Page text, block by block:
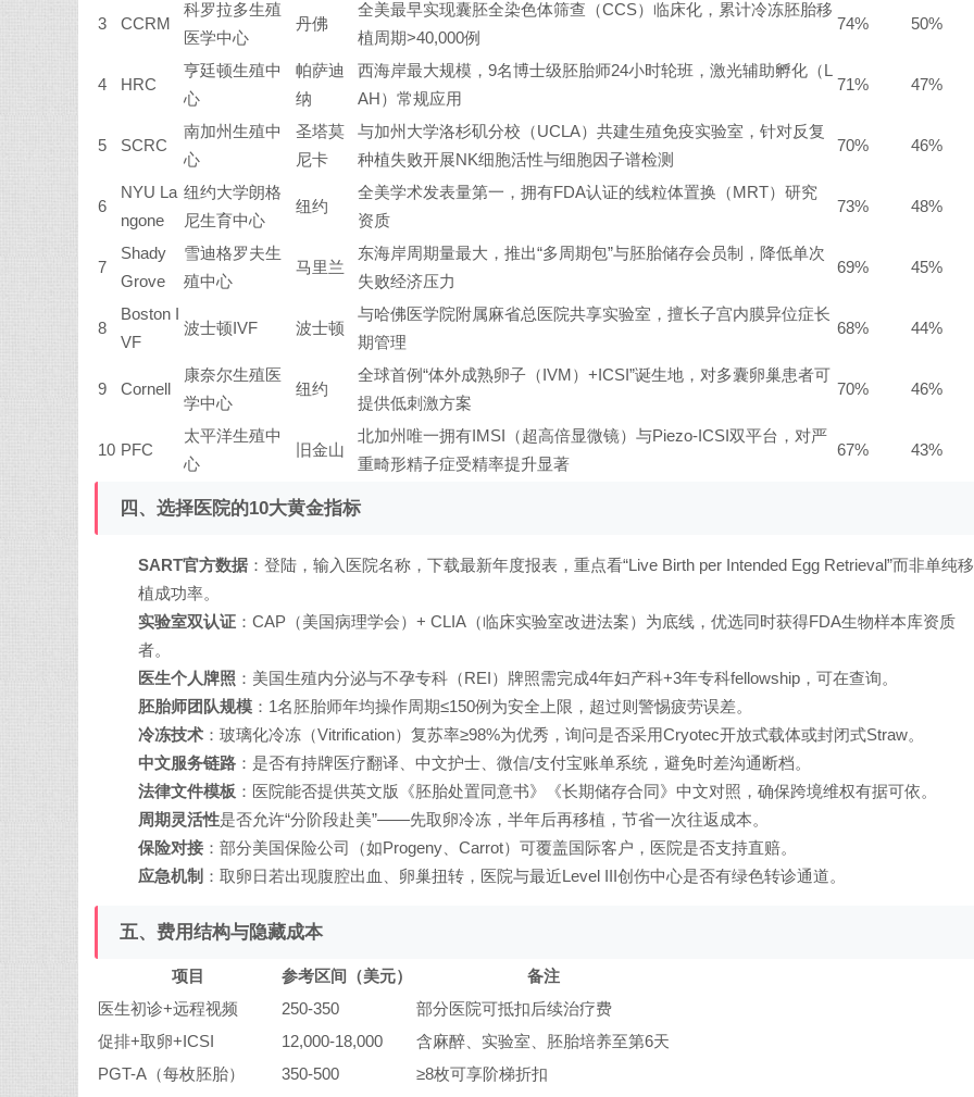
3 CCRM
科罗拉多生殖
医学中心
丹佛
全美最早实现囊胚全染色体筛查（CCS）临床化，累计冷冻胚胎移
植周期>40,000例
74% 50%
4 HRC
亨廷顿生殖中
心
帕萨迪
纳
西海岸最大规模，9名博士级胚胎师24小时轮班，激光辅助孵化（L
AH）常规应用
71% 47%
5 SCRC
南加州生殖中
心
圣塔莫
尼卡
与加州大学洛杉矶分校（UCLA）共建生殖免疫实验室，针对反复
种植失败开展NK细胞活性与细胞因子谱检测
70% 46%
6
NYU La
ngone
纽约大学朗格
尼生育中心
纽约
全美学术发表量第一，拥有FDA认证的线粒体置换（MRT）研究
资质
73% 48%
7
Shady
Grove
雪迪格罗夫生
殖中心
马里兰
东海岸周期量最大，推出“多周期包”与胚胎储存会员制，降低单次
失败经济压力
69% 45%
8
Boston I
VF
波士顿IVF 波士顿
与哈佛医学院附属麻省总医院共享实验室，擅长子宫内膜异位症长
期管理
68% 44%
9 Cornell
康奈尔生殖医
学中心
纽约
全球首例“体外成熟卵子（IVM）+ICSI”诞生地，对多囊卵巢患者可
提供低刺激方案
70% 46%
10 PFC
太平洋生殖中
心
旧金山
北加州唯一拥有IMSI（超高倍显微镜）与Piezo-ICSI双平台，对严
重畸形精子症受精率提升显著
67% 43%
四、选择医院的10大黄金指标
SART官方数据 ：登陆，输入医院名称，下载最新年度报表，重点看“Live Birth per Intended Egg Retrieval”而非单纯移
植成功率。
实验室双认证 ：CAP（美国病理学会）+ CLIA（临床实验室改进法案）为底线，优选同时获得FDA生物样本库资质
者。
医生个人牌照 ：美国生殖内分泌与不孕专科（REI）牌照需完成4年妇产科+3年专科fellowship，可在查询。
胚胎师团队规模 ：1名胚胎师年均操作周期≤150例为安全上限，超过则警惕疲劳误差。
冷冻技术 ：玻璃化冷冻（Vitrification）复苏率≥98%为优秀，询问是否采用Cryotec开放式载体或封闭式Straw。
中文服务链路 ：是否有持牌医疗翻译、中文护士、微信/支付宝账单系统，避免时差沟通断档。
法律文件模板 ：医院能否提供英文版《胚胎处置同意书》《长期储存合同》中文对照，确保跨境维权有据可依。
周期灵活性是否允许“分阶段赴美”——先取卵冷冻，半年后再移植，节省一次往返成本。
保险对接 ：部分美国保险公司（如Progeny、Carrot）可覆盖国际客户，医院是否支持直赔。
应急机制 ：取卵日若出现腹腔出血、卵巢扭转，医院与最近Level III创伤中心是否有绿色转诊通道。
五、费用结构与隐藏成本
项目 参考区间（美元）
备注
医生初诊+远程视频
250-350
部分医院可抵扣后续治疗费
促排+取卵+ICSI
12,000-18,000
含麻醉、实验室、胚胎培养至第6天
PGT-A（每枚胚胎）
350-500
≥8枚可享阶梯折扣